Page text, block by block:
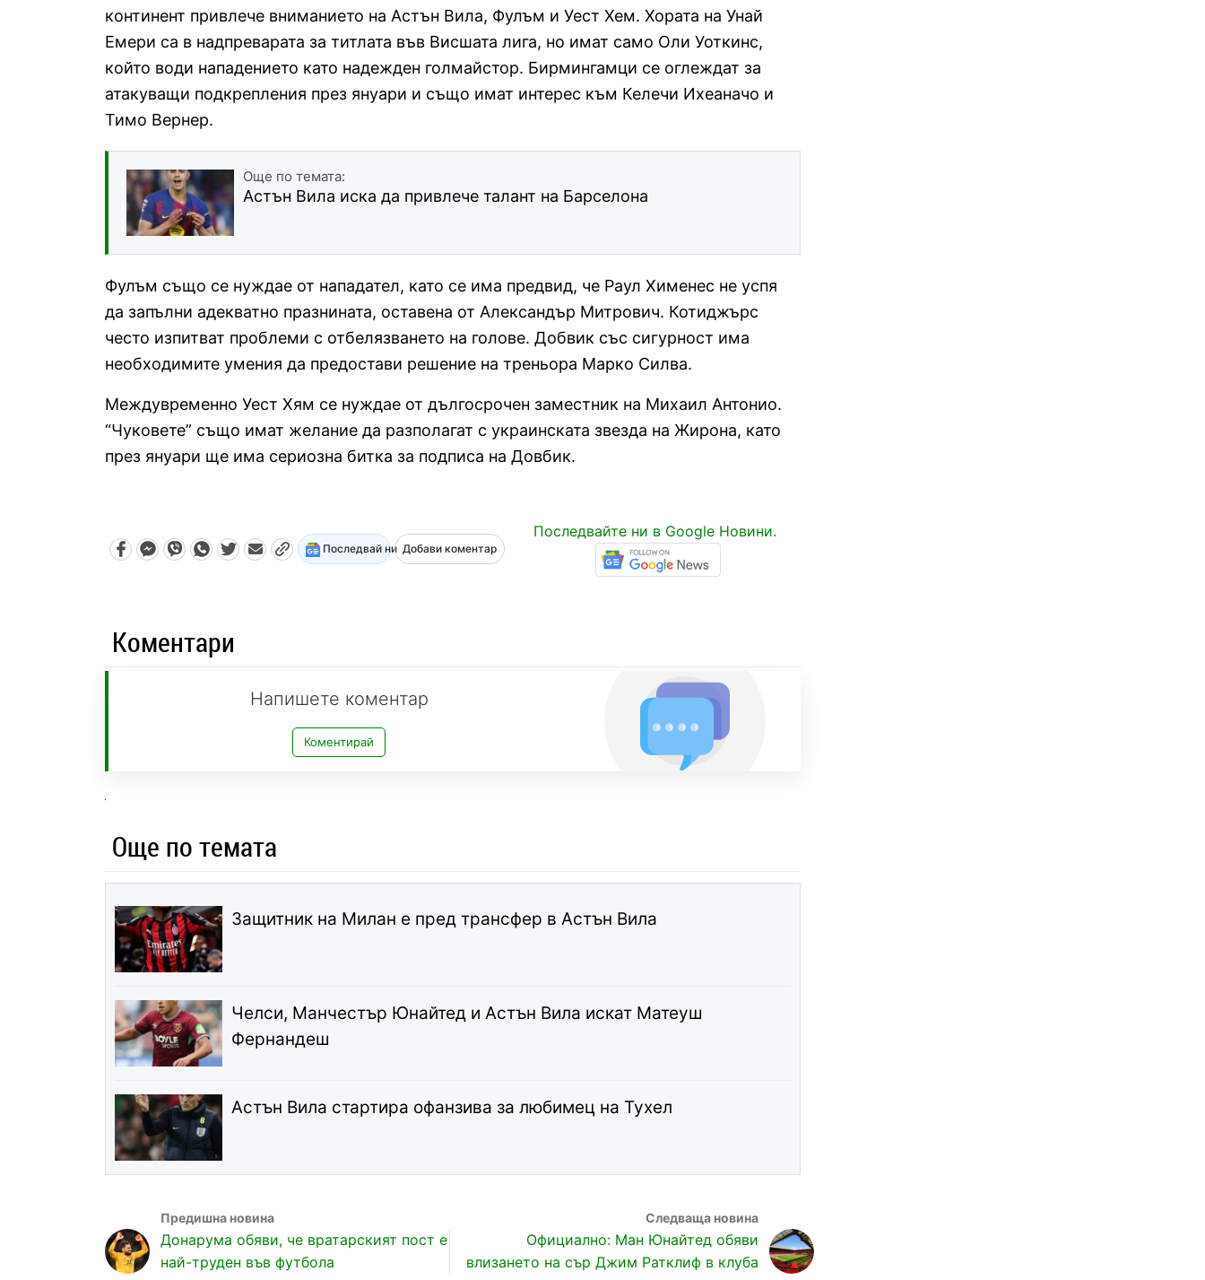
континент привлече вниманието на Астън Вила, Фулъм и Уест Хем. Хората на Унай
Емери са в надпреварата за титлата във Висшата лига, но имат само Оли Уоткинс,
който води нападението като надежден голмайстор. Бирмингамци се оглеждат за
атакуващи подкрепления през януари и също имат интерес към Келечи Ихеаначо и
Тимо Вернер.
Още по темата:
Астън Вила иска да привлече талант на Барселона
Фулъм също се нуждае от нападател, като се има предвид, че Раул Хименес не успя
да запълни адекватно празнината, оставена от Александър Митрович. Котиджърс
често изпитват проблеми с отбелязването на голове. Добвик със сигурност има
необходимите умения да предостави решение на треньора Марко Силва.
Междувременно Уест Хям се нуждае от дългосрочен заместник на Михаил Антонио.
“Чуковете” също имат желание да разполагат с украинската звезда на Жирона, като
през януари ще има сериозна битка за подписа на Довбик.
Последвай ни Добави коментар
Последвайте ни в Google Новини.
Коментари
Напишете коментар
Коментирай
Още по темата
Защитник на Милан е пред трансфер в Астън Вила
Челси, Манчестър Юнайтед и Астън Вила искат Матеуш
Фернандеш
Астън Вила стартира офанзива за любимец на Тухел
Донарума обяви, че вратарският пост е
най-труден във футбола
Официално: Ман Юнайтед обяви
влизането на сър Джим Ратклиф в клуба